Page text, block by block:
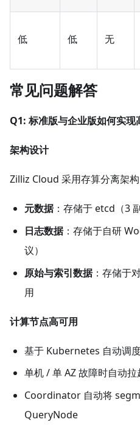
低 低 无
常见问题解答
Q1: 标准版与企业版如何实现
架构设计
Zilliz Cloud 采用存算分离架
元数据：存储于 etcd（3
日志数据：存储于自研
议）
原始与索引数据：存储于
用
计算节点高可用
基于 Kubernetes 自动调
单机 / 单 AZ 故障时自动
Coordinator 自动将
QueryNode